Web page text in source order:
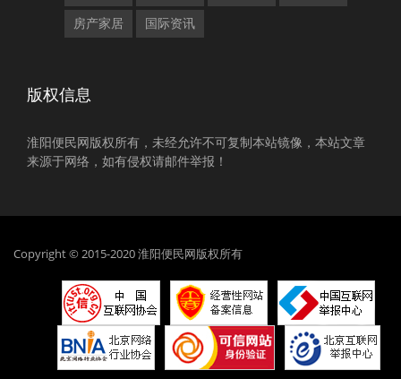
房产家居 国际资讯
版权信息
淮阳便民网版权所有，未经允许不可复制本站镜像，本站文章
来源于网络，如有侵权请邮件举报！
Copyright © 2015-2020 淮阳便民网版权所有